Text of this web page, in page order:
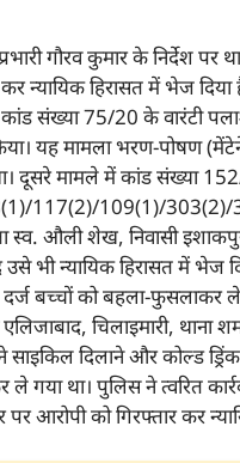
गौरव कुमार के निर्देश
न्यायिक हिरासत में भेज
संख्या 75/20 के वारंटी पलाश
यह मामला भरण-पोषण
दूसरे मामले में कांड संख्या
117(2)/109(1)/303(2)/
स्व. औली शेख, निवासी
उसे भी न्यायिक हिरासत में
बच्चों को बहला-फुसलाकर
चिलाइमारी, थाना
दिलाने और कोल्ड
गया था। पुलिस ने त्वरित
आरोपी को गिरफ्तार कर